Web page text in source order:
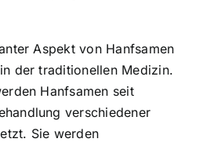
Aspekt von Hanfsamen
der traditionellen Medizin.
Hanfsamen seit
verschiedener
Sie werden